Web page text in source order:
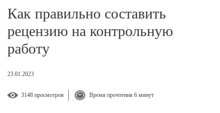
Как правильно составить
рецензию на контрольную
работу
23.01.2023
3148 просмотров Время прочтения 6 минут